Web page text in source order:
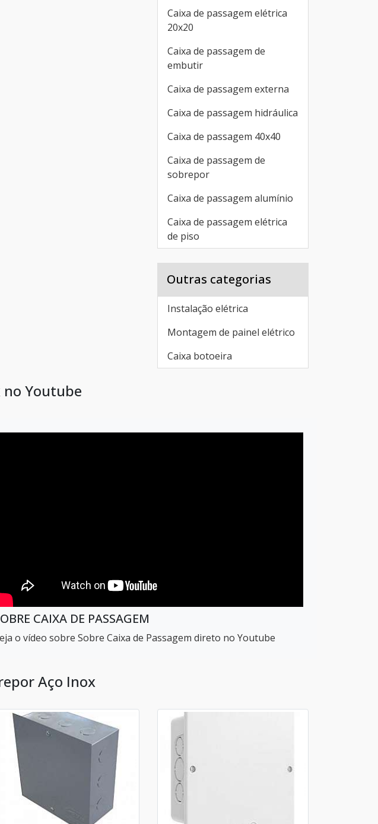
Caixa de passagem elétrica
20x20
Caixa de passagem de
embutir
Caixa de passagem externa
Caixa de passagem hidráulica
Caixa de passagem 40x40
Caixa de passagem de
sobrepor
Caixa de passagem alumínio
Caixa de passagem elétrica
de piso
Outras categorias
Instalação elétrica
Montagem de painel elétrico
Caixa botoeira
no Youtube
CAIXA DE PASSAGEM
o vídeo sobre Sobre Caixa de Passagem direto no Youtube
Aço Inox